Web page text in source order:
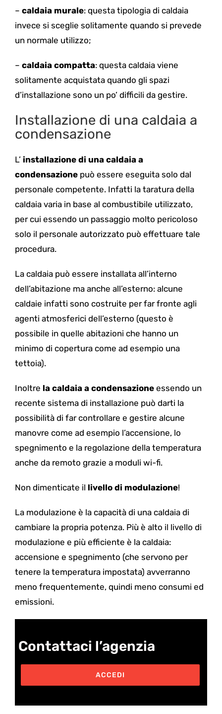
– caldaia murale: questa tipologia di caldaia
invece si sceglie solitamente quando si prevede
un normale utilizzo;
– caldaia compatta: questa caldaia viene
solitamente acquistata quando gli spazi
d’installazione sono un po’ difficili da gestire.
Installazione di una caldaia a
condensazione
L’ installazione di una caldaia a
condensazionepuò essere eseguita solo dal
personale competente. Infatti la taratura della
caldaia varia in base al combustibile utilizzato,
per cui essendo un passaggio molto pericoloso
solo il personale autorizzato può effettuare tale
procedura.
La caldaia può essere installata all’interno
dell’abitazione ma anche all’esterno: alcune
caldaie infatti sono costruite per far fronte agli
agenti atmosferici dell’esterno (questo è
possibile in quelle abitazioni che hanno un
minimo di copertura come ad esempio una
tettoia).
Inoltre la caldaia a condensazioneessendo un
recente sistema di installazione può darti la
possibilità di far controllare e gestire alcune
manovre come ad esempio l’accensione, lo
spegnimento e la regolazione della temperatura
anche da remoto grazie a moduli wi-fi.
Non dimenticate il livello di modulazione!
La modulazione è la capacità di una caldaia di
cambiare la propria potenza. Più è alto il livello di
modulazione e più efficiente è la caldaia:
accensione e spegnimento (che servono per
tenere la temperatura impostata) avverranno
meno frequentemente, quindi meno consumi ed
emissioni.
Contattaci l’agenzia
ACCEDI